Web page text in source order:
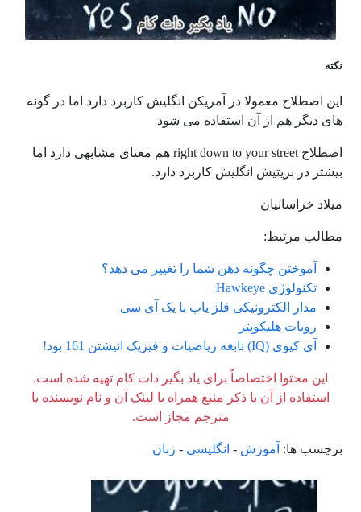
نکته
این اصطلاح معمولا در آمریکن انگلیش کاربرد دارد اما در گونه
های دیگر هم از آن استفاده می شود
اصطلاح right down to your street هم معنای مشابهی دارد اما
بیشتر در بریتیش انگلیش کاربرد دارد.
میلاد خراسانیان
مطالب مرتبط:
آموختن چگونه ذهن شما را تغییر می دهد؟
تکنولوژی Hawkeye
مدار الکترونیکی فلز یاب با یک آی سی
روبات هلیکوپتر
آی کیوی (IQ) نابغه ریاضیات و فیزیک انیشتن 161 بود!
این محتوا اختصاصاً برای یاد بگیر دات کام تهیه شده است.
استفاده از آن با ذکر منبع همراه با لینک آن و نام نویسنده یا
مترجم مجاز است.
برچسب ها: آموزش - انگلیسی - زبان